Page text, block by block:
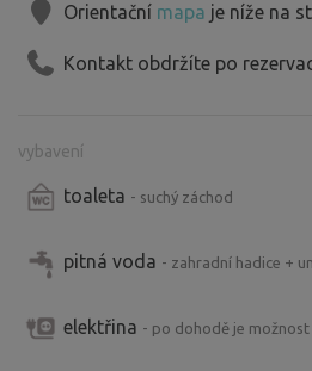
Orientační mapa je níže na
Kontakt obdržíte po
vybavení
toaleta - suchý záchod
pitná voda - zahradní hadice +
elektřina - po dohodě je